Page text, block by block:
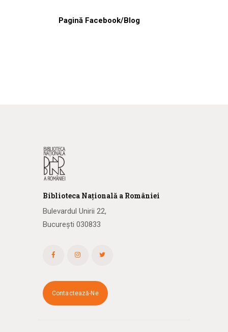
Pagină Facebook/Blog
Biblioteca Națională a României
Bulevardul Unirii 22,
București 030833
Contactează-Ne